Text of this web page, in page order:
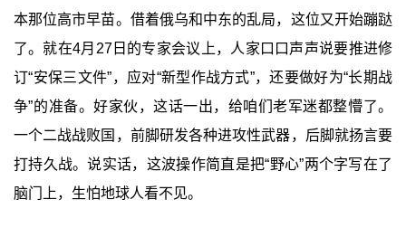
本那位高市早苗。借着俄乌和中东的乱局，这位又开始蹦跶
了。就在4月27日的专家会议上，人家口口声声说要推进修
订“安保三文件”，应对“新型作战方式”，还要做好为“长期战
争”的准备。好家伙，这话一出，给咱们老军迷都整懵了。
一个二战战败国，前脚研发各种进攻性武器，后脚就扬言要
打持久战。说实话，这波操作简直是把“野心”两个字写在了
脑门上，生怕地球人看不见。